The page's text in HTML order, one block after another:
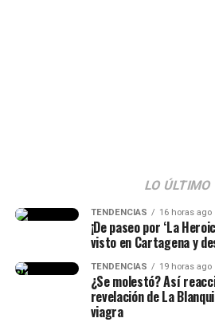
LO ÚLTIMO
TENDENCIAS 16 horas ago
¡De paseo por ‘La
visto en Cartagena y
TENDENCIAS 19 horas ago
¿Se molestó? Así
revelación de La
viagra